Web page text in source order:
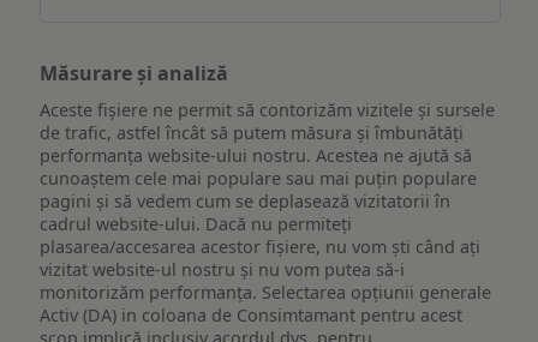
Măsurare și analiză
Aceste fișiere ne permit să contorizăm vizitele și sursele
de trafic, astfel încât să putem măsura și îmbunătăți
performanța website-ului nostru. Acestea ne ajută să
cunoaștem cele mai populare sau mai puțin populare
pagini și să vedem cum se deplasează vizitatorii în
cadrul website-ului. Dacă nu permiteți
plasarea/accesarea acestor fișiere, nu vom ști când ați
vizitat website-ul nostru și nu vom putea să-i
monitorizăm performanța. Selectarea opțiunii generale
Activ (DA) in coloana de Consimtamant pentru acest